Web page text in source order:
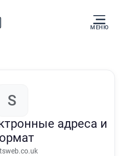
МЕНЮ
S
адреса и